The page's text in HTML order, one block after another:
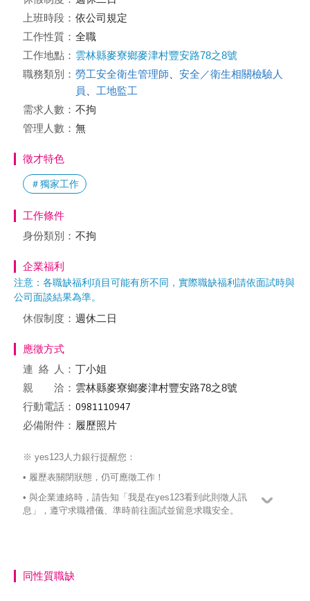
上班時段： 依公司規定
工作性質： 全職
工作地點： 雲林縣麥寮鄉麥津村豐安路78之8號
職務類別： 勞工安全衛生管理師
安全／衛生相關檢驗人
員
工地監工
需求人數： 不拘
管理人數： 無
徵才特色
＃獨家工作
工作條件
身份類別： 不拘
企業福利
注意：各職缺福利項目可能有所不同，實際職缺福利請依面試時與
公司面談結果為準。
休假制度： 週休二日
應徵方式
連絡
人： 丁小姐
親 洽： 雲林縣麥寮鄉麥津村豐安路78之8號
行動電話：
必備附件： 履歷照片
※ yes123人力銀行提醒您：
• 履歷表關閉狀態，仍可應徵工作！
• 與企業連絡時，請告知「我是在yes123看到此則徵人訊
息」，遵守求職禮儀、準時前往面試並留意求職安全。
同性質職缺